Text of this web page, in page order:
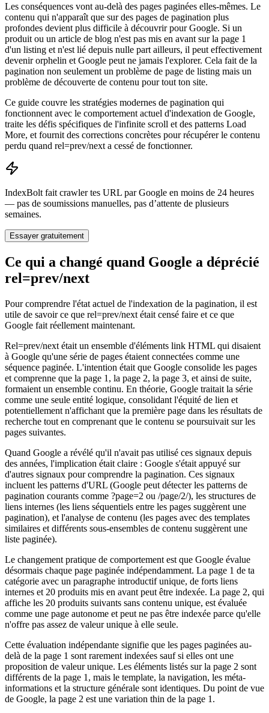
Les conséquences vont au-delà des pages paginées elles-mêmes. Le
contenu qui n'apparaît que sur des pages de pagination plus
profondes devient plus difficile à découvrir pour Google. Si un
produit ou un article de blog n'est pas mis en avant sur la page 1
d'un listing et n'est lié depuis nulle part ailleurs, il peut effectivement
devenir orphelin et Google peut ne jamais l'explorer. Cela fait de la
pagination non seulement un problème de page de listing mais un
problème de découverte de contenu pour tout ton site.
Ce guide couvre les stratégies modernes de pagination qui
fonctionnent avec le comportement actuel d'indexation de Google,
traite les défis spécifiques de l'infinite scroll et des patterns Load
More, et fournit des corrections concrètes pour récupérer le contenu
perdu quand rel=prev/next a cessé de fonctionner.
IndexBolt fait crawler tes URL par Google en moins de 24 heures
— pas de soumissions manuelles, pas d’attente de plusieurs
semaines.
Essayer gratuitement
Ce qui a changé quand Google a déprécié
rel=prev/next
Pour comprendre l'état actuel de l'indexation de la pagination, il est
utile de savoir ce que rel=prev/next était censé faire et ce que
Google fait réellement maintenant.
Rel=prev/next était un ensemble d'éléments link HTML qui disaient
à Google qu'une série de pages étaient connectées comme une
séquence paginée. L'intention était que Google consolide les pages
et comprenne que la page 1, la page 2, la page 3, et ainsi de suite,
formaient un ensemble continu. En théorie, Google traitait la série
comme une seule entité logique, consolidant l'équité de lien et
potentiellement n'affichant que la première page dans les résultats de
recherche tout en comprenant que le contenu se poursuivait sur les
pages suivantes.
Quand Google a révélé qu'il n'avait pas utilisé ces signaux depuis
des années, l'implication était claire : Google s'était appuyé sur
d'autres signaux pour comprendre la pagination. Ces signaux
incluent les patterns d'URL (Google peut détecter les patterns de
pagination courants comme ?page=2 ou /page/2/), les structures de
liens internes (les liens séquentiels entre les pages suggèrent une
pagination), et l'analyse de contenu (les pages avec des templates
similaires et différents sous-ensembles de contenu suggèrent une
liste paginée).
Le changement pratique de comportement est que Google évalue
désormais chaque page paginée indépendamment. La page 1 de ta
catégorie avec un paragraphe introductif unique, de forts liens
internes et 20 produits mis en avant peut être indexée. La page 2, qui
affiche les 20 produits suivants sans contenu unique, est évaluée
comme une page autonome et peut ne pas être indexée parce qu'elle
n'offre pas assez de valeur unique à elle seule.
Cette évaluation indépendante signifie que les pages paginées au-
delà de la page 1 sont rarement indexées sauf si elles ont une
proposition de valeur unique. Les éléments listés sur la page 2 sont
différents de la page 1, mais le template, la navigation, les méta-
informations et la structure générale sont identiques. Du point de vue
de Google, la page 2 est une variation thin de la page 1.